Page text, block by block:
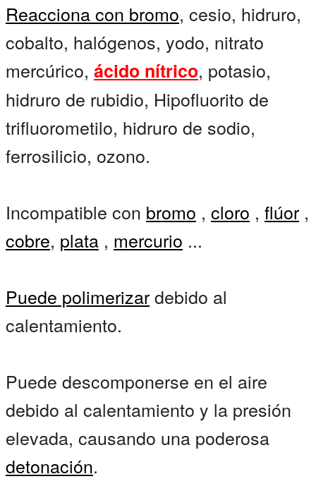
Reacciona con bromo, cesio, hidruro,
cobalto, halógenos, yodo, nitrato
mercúrico, ácido nítrico, potasio,
hidruro de rubidio, Hipofluorito de
trifluorometilo, hidruro de sodio,
ferrosilicio, ozono.
Incompatible con bromo , cloro , flúor ,
cobre, plata , mercurio ...
Puede polimerizardebido al
calentamiento.
Puede descomponerse en el aire
debido al calentamiento y la presión
elevada, causando una poderosa
detonación.